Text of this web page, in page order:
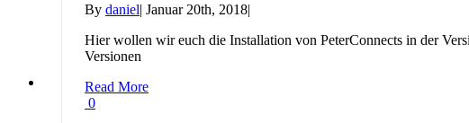
By daniel| Januar 20th, 2018|
Hier wollen wir euch die Installation von PeterConnects in der
Versionen
Read More
0